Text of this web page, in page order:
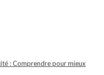
: Comprendre pour mieux